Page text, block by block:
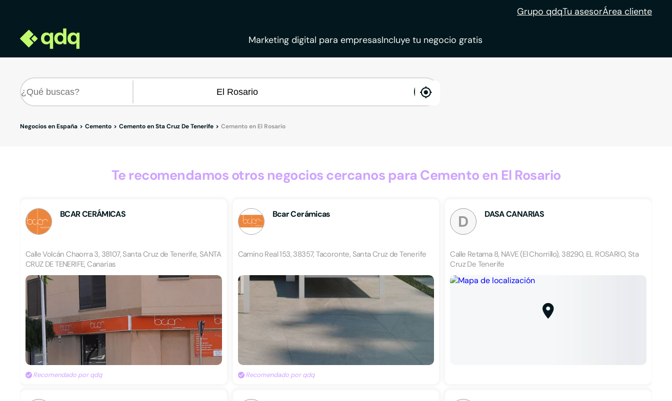
Grupo qdqTu asesorÁrea cliente
Marketing digital para empresasIncluye tu negocio gratis
enable
Negocios en España Cemento Cemento en Sta Cruz De Tenerife Cemento en El Rosario
Te recomendamos otros negocios cercanos para Cemento en El Rosario
BCAR CERÁMICAS
Calle Volcán Chaorra 3, 38107, Santa Cruz de Tenerife, SANTA
CRUZ DE TENERIFE, Canarias
Recomendado por qdq
Bcar Cerámicas
Camino Real 153, 38357, Tacoronte, Santa Cruz de Tenerife
Recomendado por qdq
D DASA CANARIAS
Calle Retama 8, NAVE (El Chorrillo), 38290, EL ROSARIO, Sta
Cruz De Tenerife